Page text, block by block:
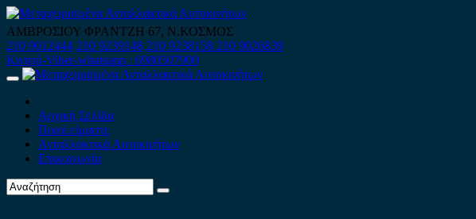
Skip
to
content
ΑΜΒΡΟΣΙΟΥ ΦΡΑΝΤΖΗ 67, Ν.ΚΟΣΜΟΣ
210 9012444 210 9239148 210 9238158 210 9026839
Κινητό-Viber-whatsapp : 6980507900
Primary
Αρχική Σελίδα
Ποιοί είμαστε
Ανταλλακτικά Αυτοκινήτων
Επικοινωνία